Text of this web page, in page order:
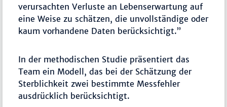
verursachten Verluste an Lebenserwartung auf
eine Weise zu schätzen, die unvollständige oder
kaum vorhandene Daten berücksichtigt.”
In der methodischen Studie präsentiert das
Team ein Modell, das bei der Schätzung der
Sterblichkeit zwei bestimmte Messfehler
ausdrücklich berücksichtigt.